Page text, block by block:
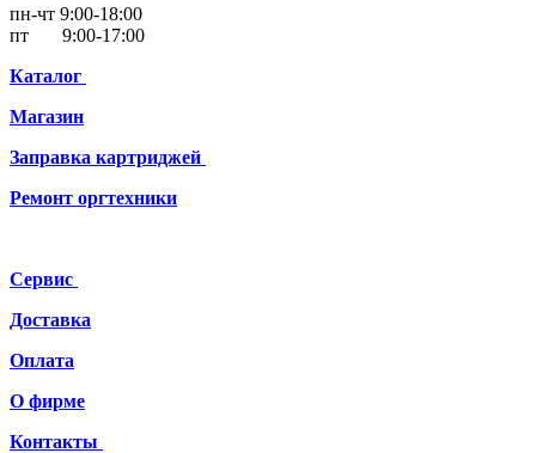
пн-чт 9:00-18:00
пт 9:00-17:00
Каталог
Магазин
Заправка картриджей
Ремонт оргтехники
Сервис
Доставка
Оплата
О фирме
Контакты